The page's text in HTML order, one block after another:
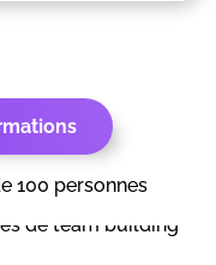
100 personnes